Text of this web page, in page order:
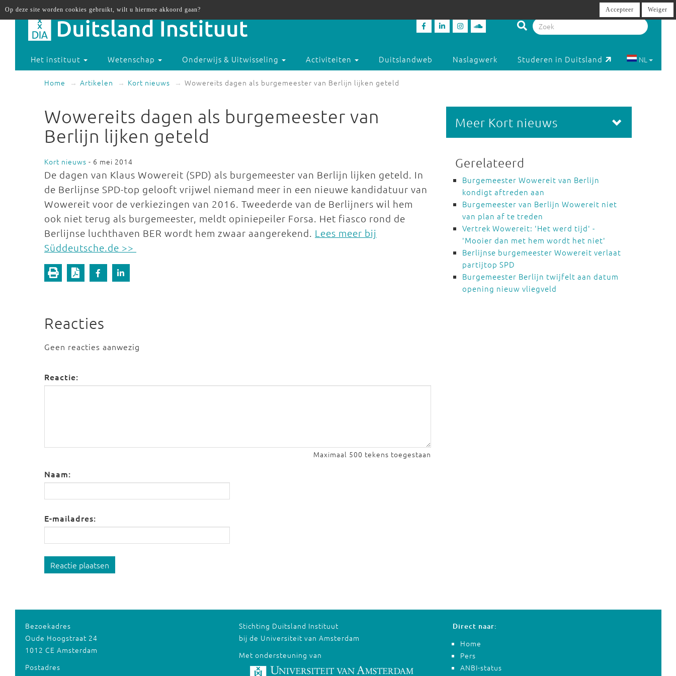
Het instituut Wetenschap Onderwijs & Uitwisseling Activiteiten Duitslandweb Naslagwerk Studeren in Duitsland NL
Home Artikelen Kort nieuws Wowereits dagen als burgemeester van Berlijn lijken geteld
Wowereits dagen als burgemeester van
Berlijn lijken geteld
Kort nieuws - 6 mei 2014
De dagen van Klaus Wowereit (SPD) als burgemeester van Berlijn lijken geteld. In
de Berlijnse SPD-top gelooft vrijwel niemand meer in een nieuwe kandidatuur van
Wowereit voor de verkiezingen van 2016. Tweederde van de Berlijners wil hem
ook niet terug als burgemeester, meldt opiniepeiler Forsa. Het fiasco rond de
Berlijnse luchthaven BER wordt hem zwaar aangerekend. Lees meer bij
Süddeutsche.de >>
Reacties
Geen reacties aanwezig
Reactie:
Maximaal 500 tekens toegestaan
Naam:
E-mailadres:
Reactie plaatsen
Meer Kort nieuws
Gerelateerd
Burgemeester Wowereit van Berlijn
kondigt aftreden aan
Burgemeester van Berlijn Wowereit niet
van plan af te treden
Vertrek Wowereit: 'Het werd tijd' -
'Mooier dan met hem wordt het niet'
Berlijnse burgemeester Wowereit verlaat
partijtop SPD
Burgemeester Berlijn twijfelt aan datum
opening nieuw vliegveld
Bezoekadres
Oude Hoogstraat 24
1012 CE Amsterdam
Postadres
Stichting Duitsland Instituut
bij de Universiteit van Amsterdam
Met ondersteuning van
Direct naar:
Home
Pers
ANBI-status
Op deze site worden cookies gebruikt, wilt u hiermee akkoord gaan? Accepteer Weiger